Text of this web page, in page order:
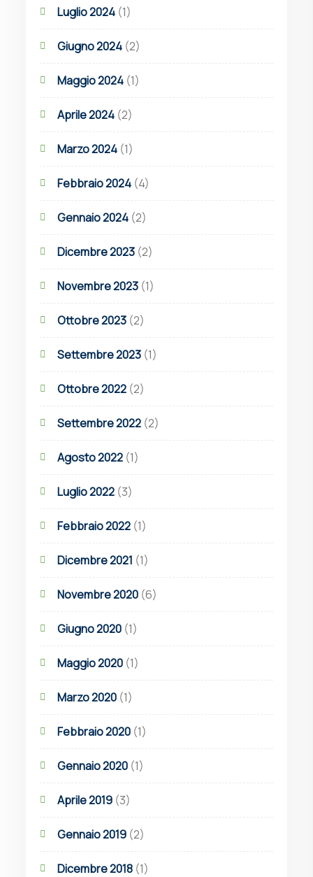
Luglio 2024 (1)
Giugno 2024 (2)
Maggio 2024 (1)
Aprile 2024 (2)
Marzo 2024 (1)
Febbraio 2024 (4)
Gennaio 2024 (2)
Dicembre 2023 (2)
Novembre 2023 (1)
Ottobre 2023 (2)
Settembre 2023 (1)
Ottobre 2022 (2)
Settembre 2022 (2)
Agosto 2022 (1)
Luglio 2022 (3)
Febbraio 2022 (1)
Dicembre 2021 (1)
Novembre 2020 (6)
Giugno 2020 (1)
Maggio 2020 (1)
Marzo 2020 (1)
Febbraio 2020 (1)
Gennaio 2020 (1)
Aprile 2019 (3)
Gennaio 2019 (2)
Dicembre 2018 (1)